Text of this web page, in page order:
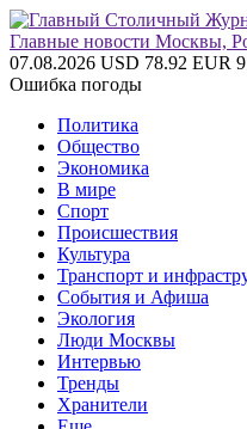
Главные новости Москвы,
07.08.2026 USD 78.92 EUR
Ошибка погоды
Политика
Общество
Экономика
В мире
Спорт
Происшествия
Культура
Транспорт и
События и Афиша
Экология
Люди Москвы
Интервью
Тренды
Хранители